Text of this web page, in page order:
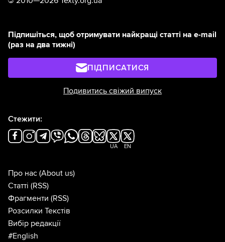
Підпишіться, щоб отримувати найкращі статті на e-mail
(раз на два тижні)
ПІДПИСАТИСЯ
Подивитись свіжий випуск
Стежити:
UA EN
Про нас (About us)
Статті (RSS)
Фрагменти (RSS)
Розсилки Текстів
Вибір редакції
#English